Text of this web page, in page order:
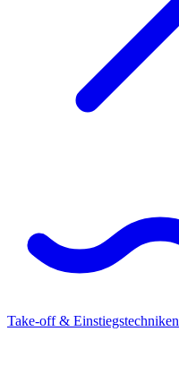
Take-off & Einstiegstechniken